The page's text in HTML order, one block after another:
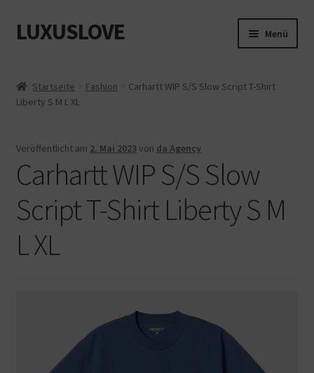
Zur
Navigation
Zum
Inhalt
LUXUSLOVE Menü
Cookie-Richtlinie (EU)
Datenschutz
Impressum
Kasse
Mein Konto
Startseite Fashion
Carhartt WIP S/S Slow Script T-Shirt
Liberty S M L XL
Veröffentlicht am 2. Mai 2023von da Agency
Carhartt WIP S/S Slow
Script T-Shirt Liberty S M
L XL